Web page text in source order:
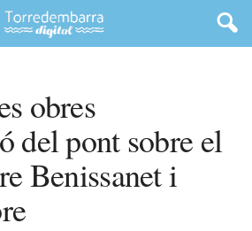
obres
del pont sobre el
Benissanet i